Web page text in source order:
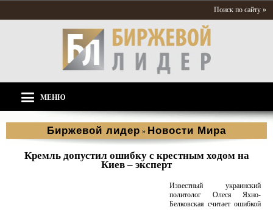
Поиск по сайту »
МЕНЮ
Биржевой лидер » Новости Мира
Кремль допустил ошибку с крестным ходом на
Киев – эксперт
Известный украинский
политолог Олеся Яхно-
Белковская считает ошибкой